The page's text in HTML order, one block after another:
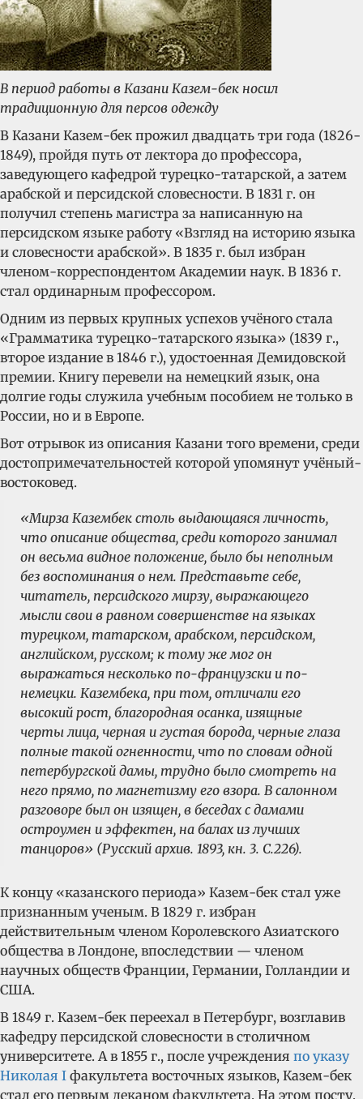
В период работы в Казани Казем-бек носил
традиционную для персов одежду
В Казани Казем-бек прожил двадцать три года (1826-
1849), пройдя путь от лектора до профессора,
заведующего кафедрой турецко-татарской, а затем
арабской и персидской словесности. В 1831 г. он
получил степень магистра за написанную на
персидском языке работу «Взгляд на историю языка
и словесности арабской». В 1835 г. был избран
членом-корреспондентом Академии наук. В 1836 г.
стал ординарным профессором.
Одним из первых крупных успехов учёного стала
«Грамматика турецко-татарского языка» (1839 г.,
второе издание в 1846 г.), удостоенная Демидовской
премии. Книгу перевели на немецкий язык, она
долгие годы служила учебным пособием не только в
России, но и в Европе.
Вот отрывок из описания Казани того времени, среди
достопримечательностей которой упомянут учёный-
востоковед.
«Мирза Казембек столь выдающаяся личность,
что описание общества, среди которого занимал
он весьма видное положение, было бы неполным
без воспоминания о нем. Представьте себе,
читатель, персидского мирзу, выражающего
мысли свои в равном совершенстве на языках
турецком, татарском, арабском, персидском,
английском, русском; к тому же мог он
выражаться несколько по-французски и по-
немецки. Казембека, при том, отличали его
высокий рост, благородная осанка, изящные
черты лица, черная и густая борода, черные глаза
полные такой огненности, что по словам одной
петербургской дамы, трудно было смотреть на
него прямо, по магнетизму его взора. В салонном
разговоре был он изящен, в беседах с дамами
остроумен и эффектен, на балах из лучших
танцоров» (Русский архив. 1893, кн. 3. С.226).
К концу «казанского периода» Казем-бек стал уже
признанным ученым. В 1829 г. избран
действительным членом Королевского Азиатского
общества в Лондоне, впоследствии — членом
научных обществ Франции, Германии, Голландии и
США.
В 1849 г. Казем-бек переехал в Петербург, возглавив
кафедру персидской словесности в столичном
университете. А в 1855 г., после учреждения по указу
Николая I факультета восточных языков, Казем-бек
стал его первым деканом факультета. На этом посту,